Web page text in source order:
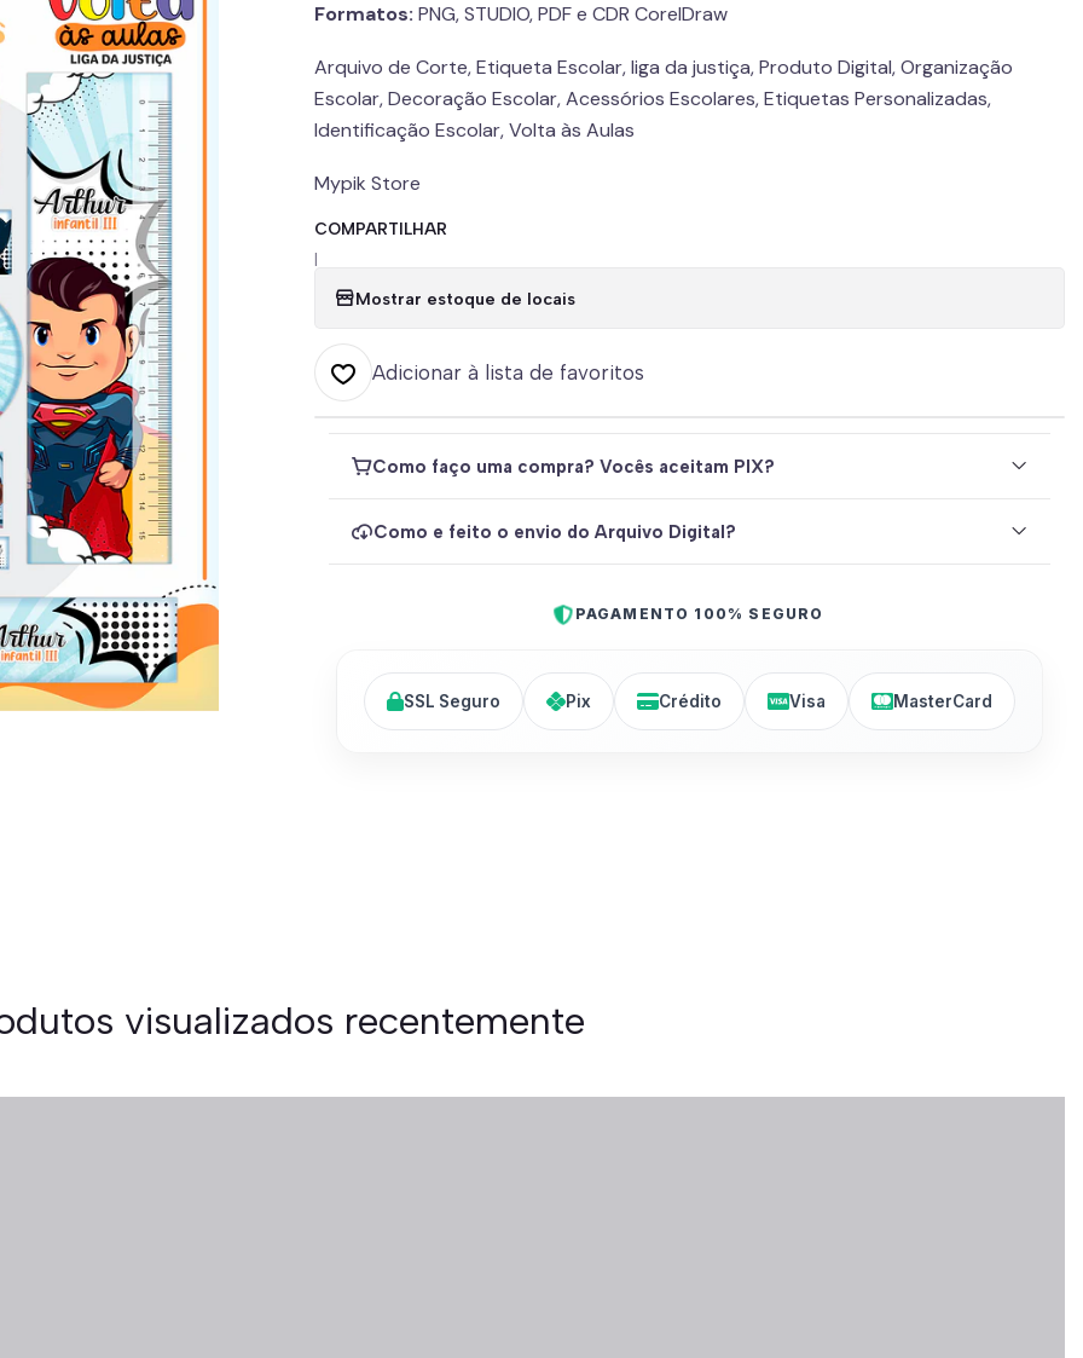
Formatos: PNG, STUDIO, PDF e CDR CorelDraw
Arquivo de Corte, Etiqueta Escolar, liga da justiça, Produto Digital, Organização
Escolar, Decoração Escolar, Acessórios Escolares, Etiquetas Personalizadas,
Identificação Escolar, Volta às Aulas
Mypik Store
COMPARTILHAR
|
Mostrar estoque de locais
Adicionar à lista de favoritos
Como faço uma compra? Vocês aceitam PIX?
Como e feito o envio do Arquivo Digital?
PAGAMENTO 100% SEGURO
SSL Seguro Pix Crédito Visa MasterCard
visualizados recentemente